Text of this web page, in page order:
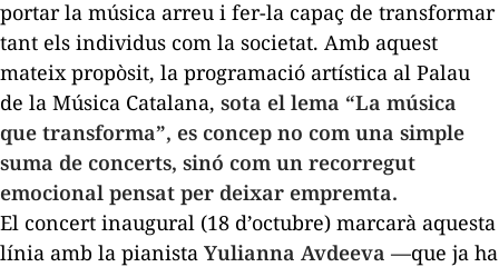
portar la música arreu i fer-la capaç de transformar
tant els individus com la societat. Amb aquest
mateix propòsit, la programació artística al Palau
de la Música Catalana, sota el lema “La música
que transforma”, es concep no com una simple
suma de concerts, sinó com un recorregut
emocional pensat per deixar empremta.
El concert inaugural (18 d’octubre) marcarà aquesta
línia amb la pianista Yulianna Avdeeva —que ja ha